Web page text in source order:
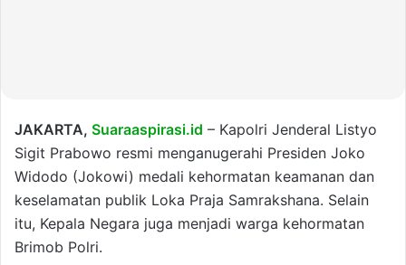
JAKARTA, Suaraaspirasi.id – Kapolri Jenderal Listyo
Sigit Prabowo resmi menganugerahi Presiden Joko
Widodo (Jokowi) medali kehormatan keamanan dan
keselamatan publik Loka Praja Samrakshana. Selain
itu, Kepala Negara juga menjadi warga kehormatan
Brimob Polri.